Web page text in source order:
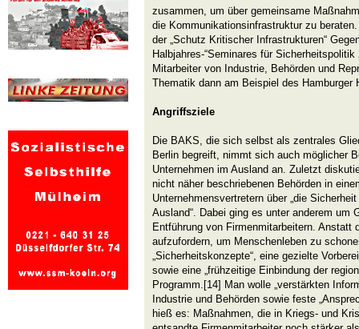
zusammen, um über gemeinsame
die Kommunikationsinfrastruktur zu
der „Schutz Kritischer Infrastrukturen“
Halbjahres-“Seminares für
Mitarbeiter von Industrie, Behörden und
Thematik dann am Beispiel des Hamburger
Angriffsziele
Die BAKS, die sich selbst als zentrales
Berlin begreift, nimmt sich auch möglicher
Unternehmen im Ausland an. Zuletzt
nicht näher beschriebenen Behörden in
Unternehmensvertretern über „die
Ausland“. Dabei ging es unter anderem um
Entführung von Firmenmitarbeitern. Anstatt
aufzufordern, um Menschenleben zu
„Sicherheitskonzepte“, eine gezielte
sowie eine „frühzeitige Einbindung der
Programm.[14] Man wolle „verstärkten
Industrie und Behörden sowie feste
hieß es: Maßnahmen, die in Kriegs- und